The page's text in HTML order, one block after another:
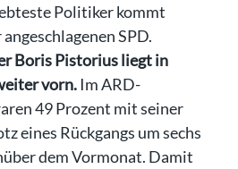
Politiker kommt
SPD.
Boris Pistorius liegt in
vorn.Im ARD-
49 Prozent mit seiner
eines Rückgangs um sechs
dem Vormonat. Damit